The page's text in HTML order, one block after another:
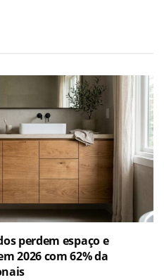
perdem espaço e
2026 com 62% da